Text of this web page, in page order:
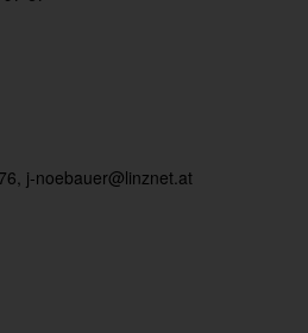
j-noebauer@linznet.at